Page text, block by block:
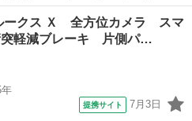
ークス ■ グレード名： ハイウ
ボ車 純正ＳＤナビ 全周囲カメ
ークス Ｘ 全方位カメラ スマ
軽減ブレーキ 片側パ…
年
提携サイト 7月3日